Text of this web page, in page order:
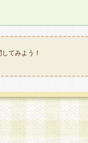
てみよう！